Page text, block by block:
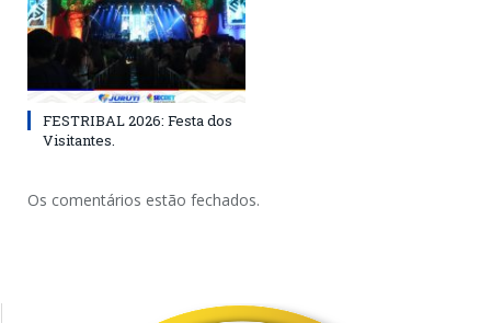
FESTRIBAL 2026: Festa dos
Visitantes.
Os comentários estão fechados.